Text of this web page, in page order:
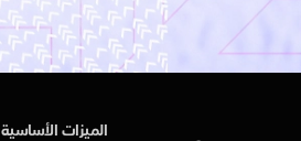
الميزات الأساسية